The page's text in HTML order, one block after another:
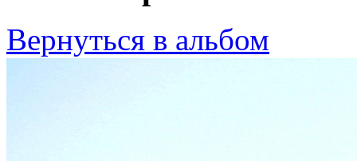
Вернуться в альбом